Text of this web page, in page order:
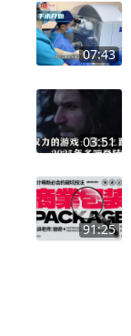
07:43
03:51
91:25